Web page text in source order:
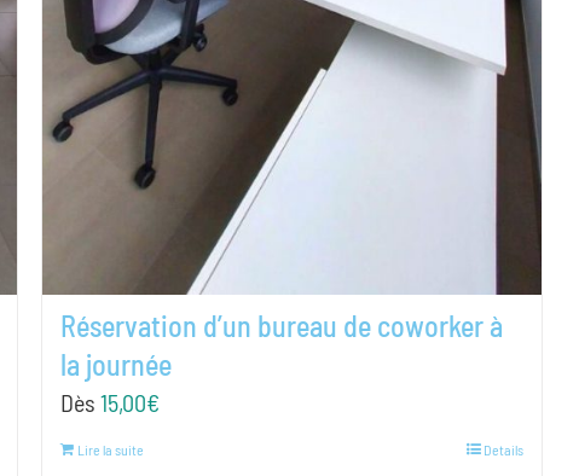
Réservation d’un bureau de coworker à
la journée
Dès 15,00€
Lire la suite Details